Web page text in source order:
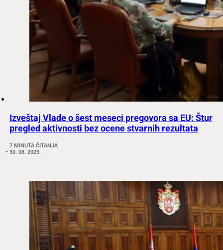
Izveštaj Vlade o šest meseci pregovora sa EU: Štur
pregled aktivnosti bez ocene stvarnih rezultata
7 MINUTA ČITANJA
30. 08. 2023.